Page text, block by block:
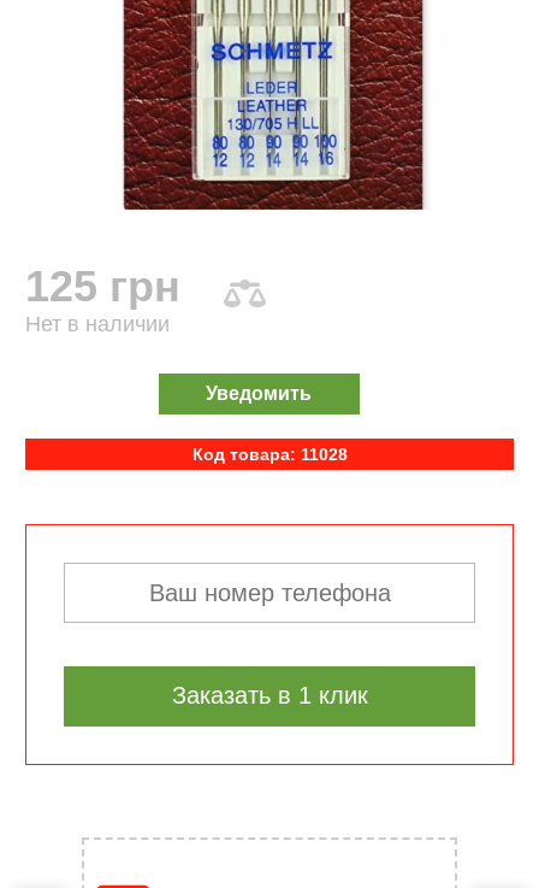
125 грн
Нет в наличии
Уведомить
Код товара: 11028
Заказать в 1 клик